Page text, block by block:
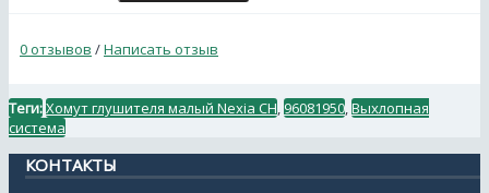
0 отзывов /Написать отзыв
Теги:Хомут глушителя малый Nexia СН 96081950 Выхлопная
система
КОНТАКТЫ